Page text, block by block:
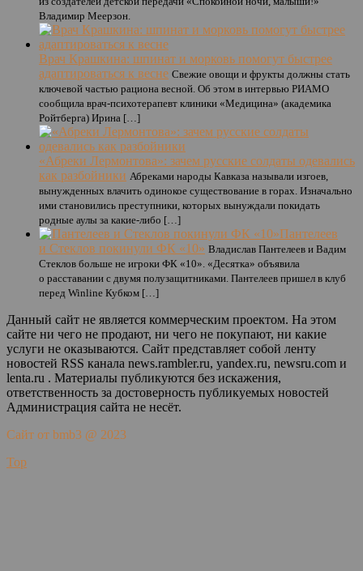
Владимир Меерзон.
Врач Крашкина: шпинат и морковь помогут быстрее
адаптироваться к весне Свежие овощи и фрукты должны стать
ключевой частью рациона весной. Об этом в интервью РИАМО
сообщила врач-психотерапевт клиники «Медицина» (академика
Ройтберга) Ирина […]
«Абреки Лермонтова»: зачем русские солдаты одевались
как разбойники Абреками народы Кавказа называли изгоев,
вынужденных влачить одинокое существование в горах. Изначально
ими становились преступники, которых вынуждали покидать
родные аулы за какие-либо […]
Пантелеев
и Стеклов покинули ФК «10» Владислав Пантелеев и Вадим
Стеклов больше не игроки ФК «10». «Десятка» объявила
о расставании с двумя полузащитниками. Пантелеев пришел в клуб
перед Winline Кубком […]
Данный сайт не является коммерческим проектом. На этом
сайте ни чего не продают, ни чего не покупают, ни какие
услуги не оказываются. Сайт представляет собой ленту
новостей RSS канала news.rambler.ru, yandex.ru, newsru.com и
lenta.ru . Материалы публикуются без искажения,
ответственность за достоверность публикуемых новостей
Администрация сайта не несёт.
Сайт от bmb3 @ 2023
Top